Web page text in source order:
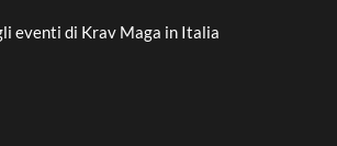
eventi di Krav Maga in Italia